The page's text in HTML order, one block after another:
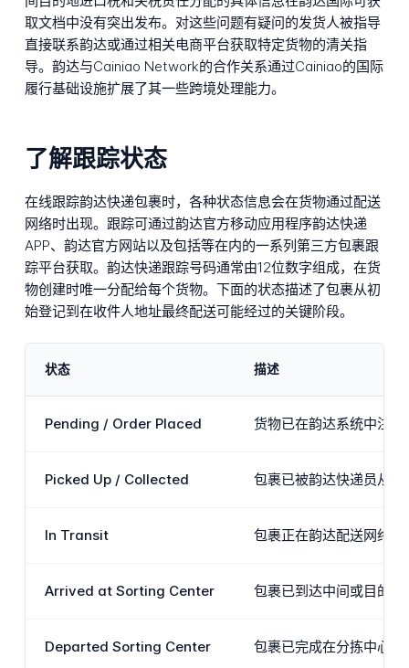
取文档中没有突出发布。对这些问题有疑问的发货人被指导
直接联系韵达或通过相关电商平台获取特定货物的清关指
导。韵达与Cainiao Network的合作关系通过Cainiao的国际
履行基础设施扩展了其一些跨境处理能力。
了解跟踪状态
在线跟踪韵达快递包裹时，各种状态信息会在货物通过配送
网络时出现。跟踪可通过韵达官方移动应用程序韵达快递
APP、韵达官方网站以及包括等在内的一系列第三方包裹跟
踪平台获取。韵达快递跟踪号码通常由12位数字组成，在货
物创建时唯一分配给每个货物。下面的状态描述了包裹从初
始登记到在收件人地址最终配送可能经过的关键阶段。
状态 描述
Pending / Order Placed 货物已在韵达系统中注
Picked Up / Collected 包裹已被韵达快递员从
In Transit 包裹正在韵达配送网络
Arrived at Sorting Center 包裹已到达中间或目的
Departed Sorting Center 包裹已完成在分拣中心